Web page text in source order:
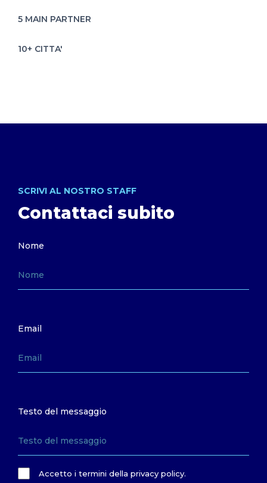
5 MAIN PARTNER
10+ CITTA'
Contattaci subito
SCRIVI AL NOSTRO STAFF
Nome
Email
Testo del messaggio
Accetto i termini della privacy policy.